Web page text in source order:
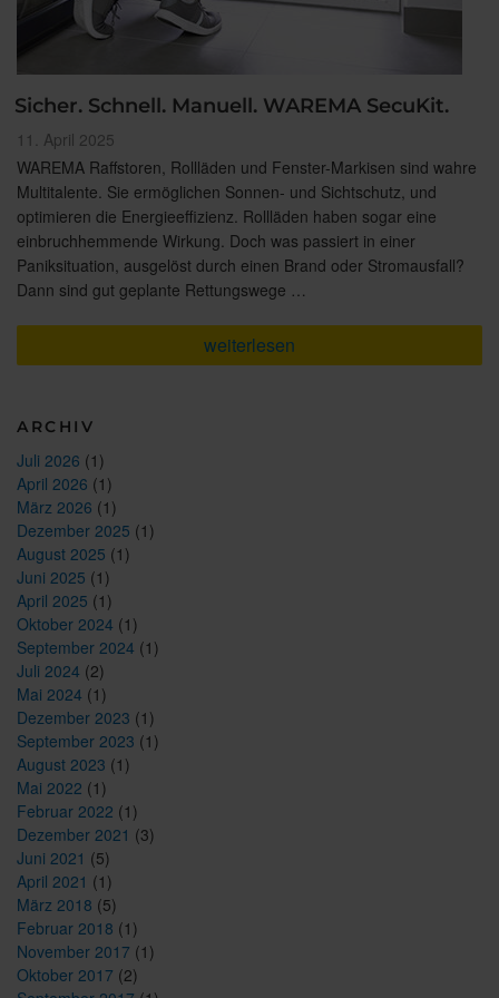
Sicher. Schnell. Manuell. WAREMA SecuKit.
Veröffentlicht
am
11. April 2025
WAREMA Raffstoren, Rollläden und Fenster-Markisen sind wahre
Multitalente. Sie ermöglichen Sonnen- und Sichtschutz, und
optimieren die Energieeffizienz. Rollläden haben sogar eine
einbruchhemmende Wirkung. Doch was passiert in einer
Paniksituation, ausgelöst durch einen Brand oder Stromausfall?
Dann sind gut geplante Rettungswege …
„Sicher.
Schnell.
weiterlesen
ARCHIV
Juli 2026 (1)
April 2026 (1)
März 2026 (1)
Dezember 2025 (1)
August 2025 (1)
Juni 2025 (1)
April 2025 (1)
Oktober 2024 (1)
September 2024 (1)
Juli 2024 (2)
Mai 2024 (1)
Dezember 2023 (1)
September 2023 (1)
August 2023 (1)
Mai 2022 (1)
Februar 2022 (1)
Dezember 2021 (3)
Juni 2021 (5)
April 2021 (1)
März 2018 (5)
Februar 2018 (1)
November 2017 (1)
Oktober 2017 (2)